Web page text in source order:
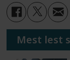
Mest lest